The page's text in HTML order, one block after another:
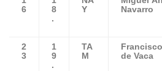
6
8
.
Y
Navarro
2
3
1
9
.
TA
M
de Vaca